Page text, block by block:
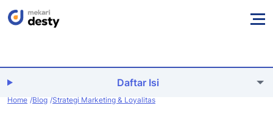
Daftar Isi
Home Blog Strategi Marketing & Loyalitas